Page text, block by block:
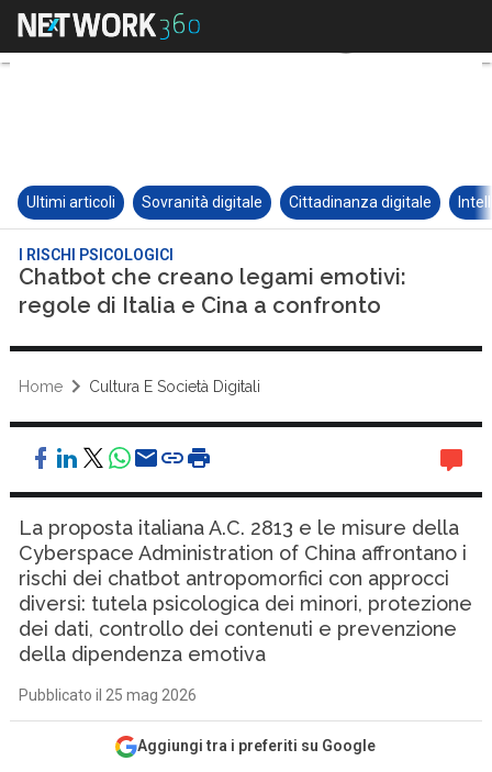
Ultimi articoli Sovranità digitale Cittadinanza digitale
I RISCHI PSICOLOGICI
Chatbot che creano legami emotivi:
regole di Italia e Cina a confronto
Home Cultura E Società Digitali
La proposta italiana A.C. 2813 e le misure della
Cyberspace Administration of China affrontano i
rischi dei chatbot antropomorfici con approcci
diversi: tutela psicologica dei minori, protezione
dei dati, controllo dei contenuti e prevenzione
della dipendenza emotiva
Pubblicato il 25 mag 2026
Aggiungi tra i preferiti su Google